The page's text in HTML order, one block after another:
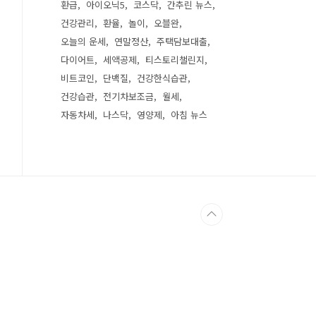
환급
아이오닉5 코스닥
간추린 뉴스
건강관리
환율 놀이
오블완
오늘의 운세
연말정산
주택담보대출
다이어트
세액공제
티스토리챌린지
비트코인
단백질
건강한식습관
건강습관
전기차보조금
월세
자동차세
나스닥 영양제 아침 뉴스